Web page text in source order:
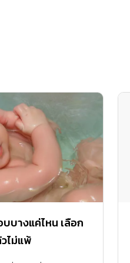
บางแค่ไหน เลือก
ไม่แพ้